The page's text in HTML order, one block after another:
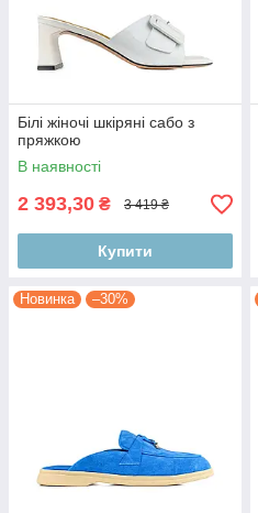
Білі жіночі шкіряні сабо з
пряжкою
В наявності
2 393,30 ₴ 3 419 ₴
Купити
Новинка –30%